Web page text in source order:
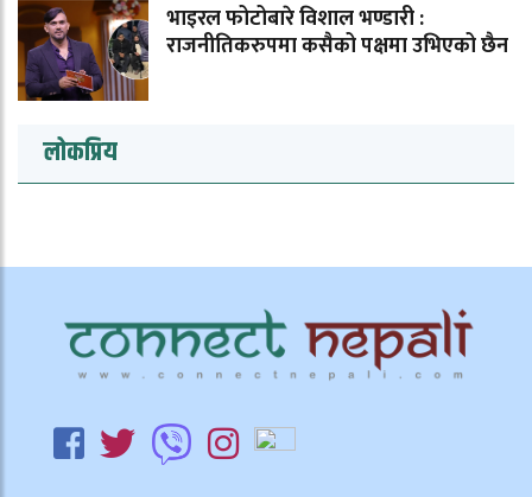
भाइरल फोटोबारे विशाल भण्डारी :
राजनीतिकरुपमा कसैको पक्षमा उभिएको छैन
लोकप्रिय